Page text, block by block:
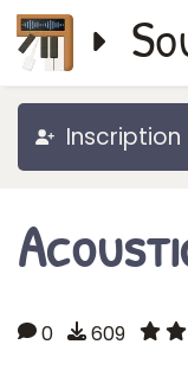
Inscription
0 609